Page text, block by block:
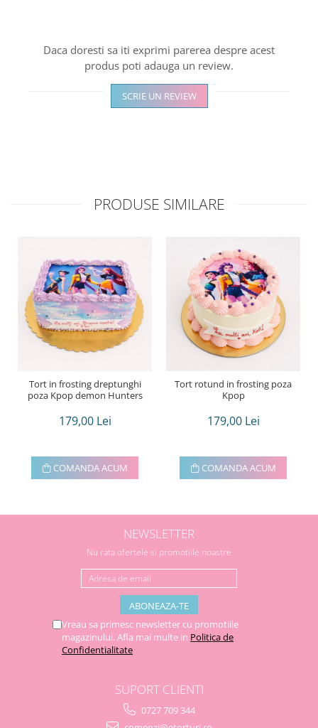
Daca doresti sa iti exprimi parerea despre acest
produs poti adauga un review.
SCRIE UN REVIEW
PRODUSE SIMILARE
Tort in frosting dreptunghi
poza Kpop demon Hunters
179,00 Lei
COMANDA ACUM
Tort rotund in frosting poza
Kpop
179,00 Lei
COMANDA ACUM
NEWSLETTER
Nu rata ofertele si promotiile noastre
Vreau sa primesc newsletter cu promotiile
magazinului. Afla mai multe in Politica de
Confidentialitate
SUPORT CLIENTI
0727 709 344